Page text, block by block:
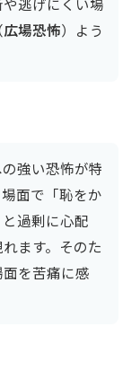
広場恐怖）よう
強い恐怖が特
面で「恥をか
過剰に心配
ます。そのた
を苦痛に感